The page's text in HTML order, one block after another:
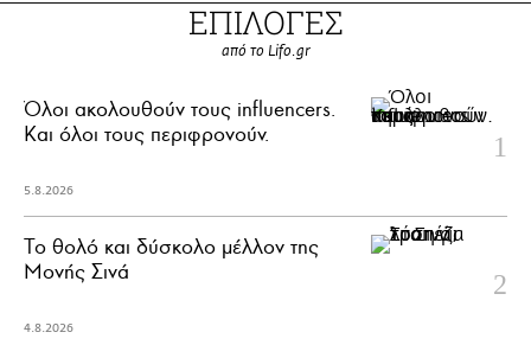
ΕΠΙΛΟΓΕΣ
από το Lifo.gr
Όλοι ακολουθούν τους influencers.
Και όλοι τους περιφρονούν.
5.8.2026
Το θολό και δύσκολο μέλλον της
Μονής Σινά
4.8.2026